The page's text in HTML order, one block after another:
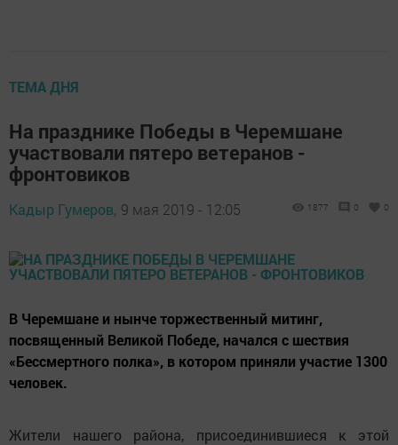
ТЕМА ДНЯ
На празднике Победы в Черемшане
участвовали пятеро ветеранов -
фронтовиков
Кадыр Гумеров, 9 мая 2019 - 12:05 1877 0 0
В Черемшане и нынче торжественный митинг,
посвященный Великой Победе, начался с шествия
«Бессмертного полка», в котором приняли участие 1300
человек.
Жители нашего района, присоединившиеся к этой